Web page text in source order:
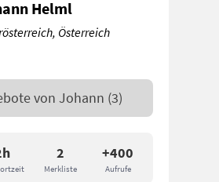
2
Merkliste
+400
Aufrufe
Helml
Österreich
von Johann (3)